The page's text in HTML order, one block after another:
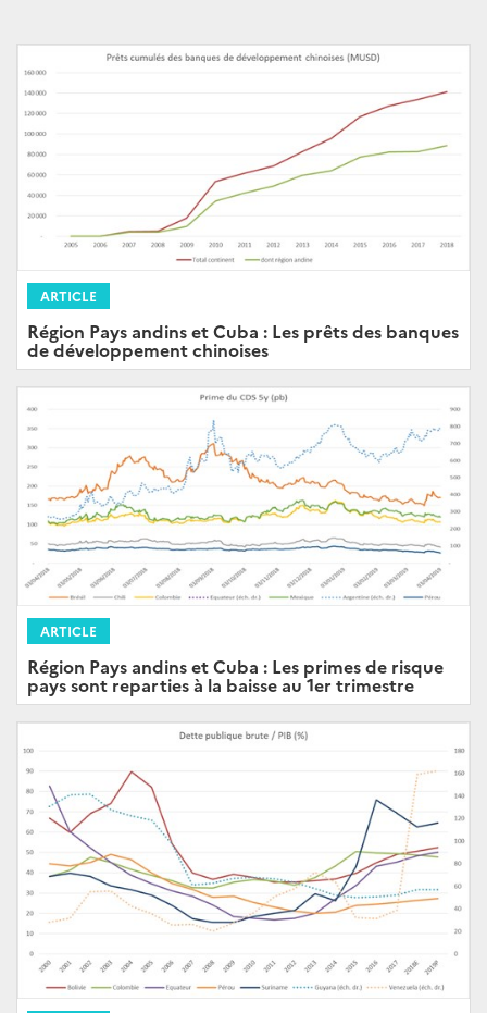
ARTICLE
Région Pays andins et Cuba : Les prêts des banques
de développement chinoises
ARTICLE
Région Pays andins et Cuba : Les primes de risque
pays sont reparties à la baisse au 1er trimestre